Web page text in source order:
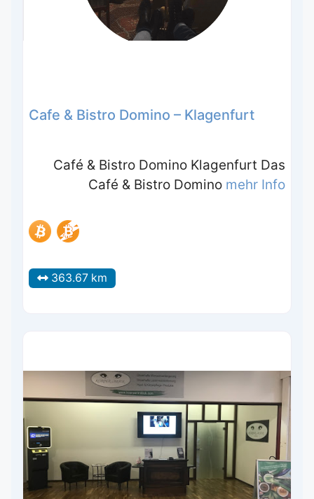
Cafe & Bistro Domino – Klagenfurt
Café & Bistro Domino Klagenfurt Das
Café & Bistro Domino mehr Info
363.67 km